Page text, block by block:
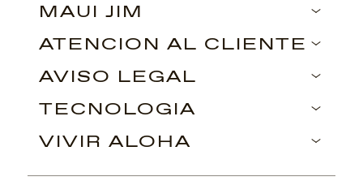
MAUI JIM
ATENCIÓN AL CLIENTE
AVISO LEGAL
TECNOLOGÍA
VIVIR ALOHA